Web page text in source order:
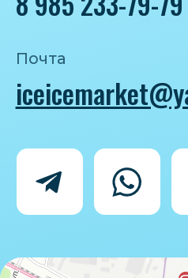
Политика конфиденциальности
IceIceMarket © 2025